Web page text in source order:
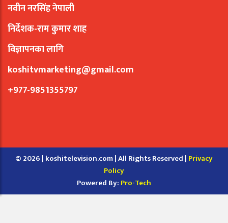
नवीन नरसिंह नेपाली
निर्देशक-राम कुमार शाह
विज्ञापनका लागि
koshitvmarketing@gmail.com
+977-9851355797
© 2026 | koshitelevision.com | All Rights Reserved | Privacy
Policy
Powered By: Pro-Tech